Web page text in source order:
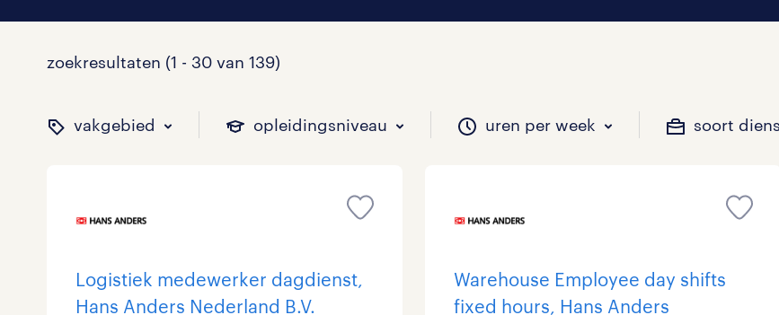
zoekresultaten (1 - 30 van 139)
vakgebied opleidingsniveau uren per week soort
binnen welk vakgebied wil je werken?
Administratief 6 Beveiliging 0
op welk niveau zoek je vacatures?
Basisonderwijs 5 Geen 52
hoeveel uren per week wil je werken?
0 - 8 uur 17 9 - 16 uur 10
welk soort dienstverband zou jij willen?
Detachering 0 Tijdelijk 31
Logistiek medewerker dagdienst,
Hans Anders Nederland B.V.
Warehouse Employee day shifts
fixed hours, Hans Anders